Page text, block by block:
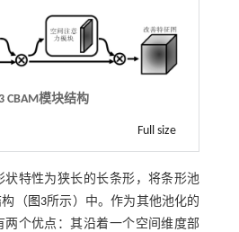
CBAM模块结构
Full size
状特性为狭长的长条形，将条形池
（ 图3所示）中。作为其他池化的
两个优点：其沿着一个空间维度部